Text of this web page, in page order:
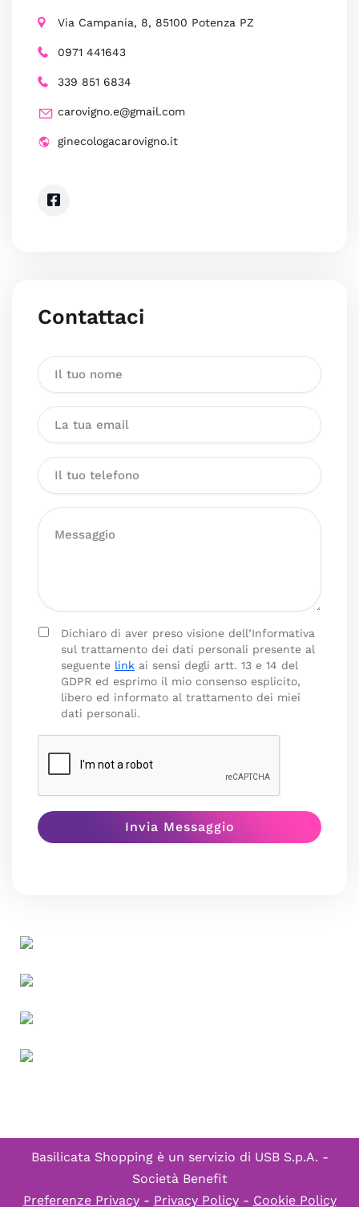
Via Campania, 8, 85100 Potenza PZ
0971 441643
339 851 6834
carovigno.e@gmail.com
ginecologacarovigno.it
Contattaci
Dichiaro di aver preso visione dell’Informativa
sul trattamento dei dati personali presente al
seguente link ai sensi degli artt. 13 e 14 del
GDPR ed esprimo il mio consenso esplicito,
libero ed informato al trattamento dei miei
dati personali.
Basilicata Shopping è un servizio di USB S.p.A. -
Società Benefit
Preferenze Privacy- Privacy Policy- Cookie Policy